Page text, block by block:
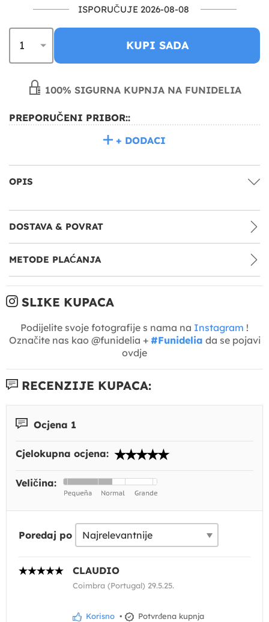
ISPORUČUJE 2026-08-08
KUPI SADA
100% SIGURNA KUPNJA NA FUNIDELIA
PREPORUČENI PRIBOR::
+ DODACI
OPIS
DOSTAVA & POVRAT
METODE PLAĆANJA
SLIKE KUPACA
Podijelite svoje fotografije s nama na Instagram !
Označite nas kao @funidelia + #Funidelia da se pojavi
ovdje
RECENZIJE KUPACA:
Ocjena 1
Cjelokupna ocjena:
Veličina:
Poredaj po
CLAUDIO
Coimbra (Portugal) 29.5.25.
Korisno • Potvrđena kupnja